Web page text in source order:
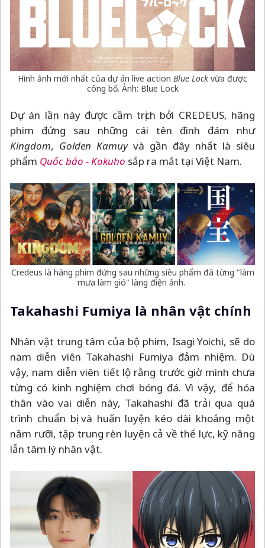
Hình ảnh mới nhất của dự án live action Blue Lock vừa được
công bố. Ảnh: Blue Lock
Dự án lần này được cầm trịch bởi CREDEUS, hãng
phim đứng sau những cái tên đình đám như
Kingdom, Golden Kamuyvà gần đây nhất là siêu
phẩm Quốc bảo - Kokuho sắp ra mắt tại Việt Nam.
Credeus là hãng phim đứng sau những siêu phẩm đã từng "làm
mưa làm gió" làng điện ảnh.
Takahashi Fumiya là nhân vật chính
Nhân vật trung tâm của bộ phim, Isagi Yoichi, sẽ do
nam diễn viên Takahashi Fumiya đảm nhiệm. Dù
vậy, nam diễn viên tiết lộ rằng trước giờ mình chưa
từng có kinh nghiệm chơi bóng đá. Vì vậy, để hóa
thân vào vai diễn này, Takahashi đã trải qua quá
trình chuẩn bị và huấn luyện kéo dài khoảng một
năm rưỡi, tập trung rèn luyện cả về thể lực, kỹ năng
lẫn tâm lý nhân vật.